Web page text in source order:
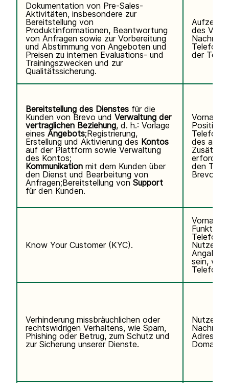
Dokumentation von Pre-Sales-
Aktivitäten, insbesondere zur
Bereitstellung von
Produktinformationen, Beantwortung
von Anfragen sowie zur Vorbereitung
und Abstimmung von Angeboten und
Preisen zu internen Evaluations- und
Trainingszwecken und zur
Qualitätssicherung.
des
der
Bereitstellung des Dienstes für die
Kunden von Brevo und Verwaltung der
vertraglichen Beziehung, d. h.: Vorlage
eines Angebots;Registrierung,
Erstellung und Aktivierung des Kontos
auf der Plattform sowie Verwaltung
des Kontos;
Kommunikation mit dem Kunden über
den Dienst und Bearbeitung von
Anfragen;Bereitstellung von Support
für den Kunden.
Position,
des
den
Brevo
Know Your Customer (KYC).
Angaben
sein,
Verhinderung missbräuchlichen oder
rechtswidrigen Verhaltens, wie Spam,
Phishing oder Betrug, zum Schutz und
zur Sicherung unserer Dienste.
Adresse,
Domain